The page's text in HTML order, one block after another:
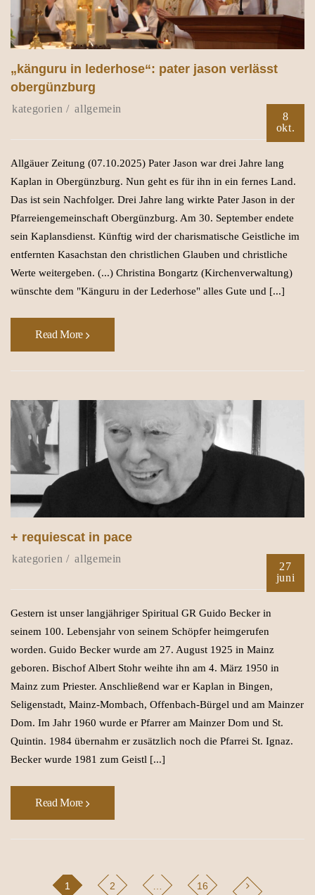
„känguru in lederhose“: pater jason verlässt
obergünzburg
allgemein
8
okt.
Allgäuer Zeitung (07.10.2025) Pater Jason war drei Jahre lang
Kaplan in Obergünzburg. Nun geht es für ihn in ein fernes Land.
Das ist sein Nachfolger. Drei Jahre lang wirkte Pater Jason in der
Pfarreiengemeinschaft Obergünzburg. Am 30. September endete
sein Kaplansdienst. Künftig wird der charismatische Geistliche im
entfernten Kasachstan den christlichen Glauben und christliche
Werte weitergeben. (...) Christina Bongartz (Kirchenverwaltung)
wünschte dem "Känguru in der Lederhose" alles Gute und [...]
Read More
+ requiescat in pace
allgemein
27
juni
Gestern ist unser langjähriger Spiritual GR Guido Becker in
seinem 100. Lebensjahr von seinem Schöpfer heimgerufen
worden. Guido Becker wurde am 27. August 1925 in Mainz
geboren. Bischof Albert Stohr weihte ihn am 4. März 1950 in
Mainz zum Priester. Anschließend war er Kaplan in Bingen,
Seligenstadt, Mainz-Mombach, Offenbach-Bürgel und am Mainzer
Dom. Im Jahr 1960 wurde er Pfarrer am Mainzer Dom und St.
Quintin. 1984 übernahm er zusätzlich noch die Pfarrei St. Ignaz.
Becker wurde 1981 zum Geistl [...]
Read More
1 2 16